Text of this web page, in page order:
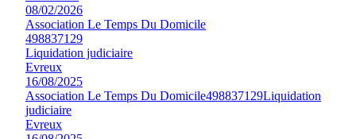
08/02/2026
Association Le Temps Du Domicile
498837129
Liquidation judiciaire
Evreux
16/08/2025
Association Le Temps Du Domicile498837129Liquidation
judiciaire
Evreux